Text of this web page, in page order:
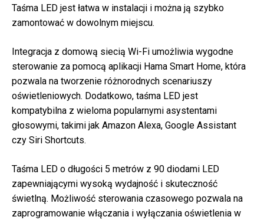
Taśma LED jest łatwa w instalacji i można ją szybko
zamontować w dowolnym miejscu.
Integracja z domową siecią Wi-Fi umożliwia wygodne
sterowanie za pomocą aplikacji Hama Smart Home, która
pozwala na tworzenie różnorodnych scenariuszy
oświetleniowych. Dodatkowo, taśma LED jest
kompatybilna z wieloma popularnymi asystentami
głosowymi, takimi jak Amazon Alexa, Google Assistant
czy Siri Shortcuts.
Taśma LED o długości 5 metrów z 90 diodami LED
zapewniającymi wysoką wydajność i skuteczność
świetlną. Możliwość sterowania czasowego pozwala na
zaprogramowanie włączania i wyłączania oświetlenia w